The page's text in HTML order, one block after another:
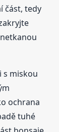
část, tedy
s miskou
ochrana
tuhé